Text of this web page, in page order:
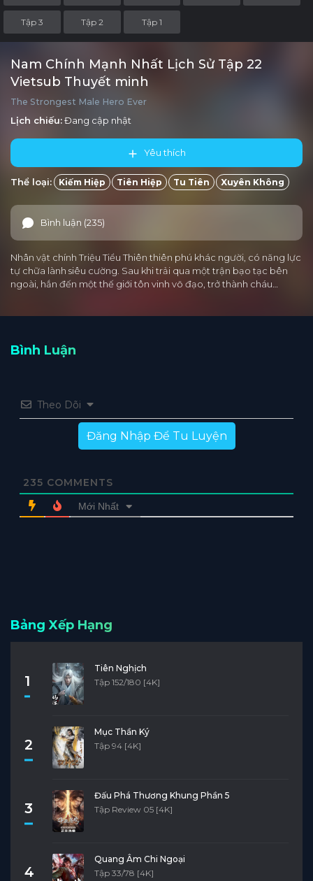
Tập 3 Tập 2 Tập 1
Nam Chính Mạnh Nhất Lịch Sử Tập 22
Vietsub Thuyết minh
The Strongest Male Hero Ever
Lịch chiếu:Đang cập nhật
Yêu thích
Thể loại: Kiếm Hiệp Tiên Hiệp Tu Tiên Xuyên Không
Bình luận (235)
Nhân vật chính Triệu Tiểu Thiên thiên phú khác người, có năng lực
tự chữa lành siêu cường. Sau khi trải qua một trận bạo tạc bên
ngoài, hắn đến một thế giới tôn vinh võ đạo, trở thành cháu…
Bình Luận
Theo Dõi
Đăng Nhập Để Tu Luyện
235 COMMENTS
Mới Nhất
Bảng Xếp Hạng
1
Tiên Nghịch
Tập 152/180 [4K]
2
Mục Thần Ký
Tập 94 [4K]
3
Đấu Phá Thương Khung Phần 5
Tập Review 05 [4K]
4
Quang Âm Chi Ngoại
Tập 33/78 [4K]